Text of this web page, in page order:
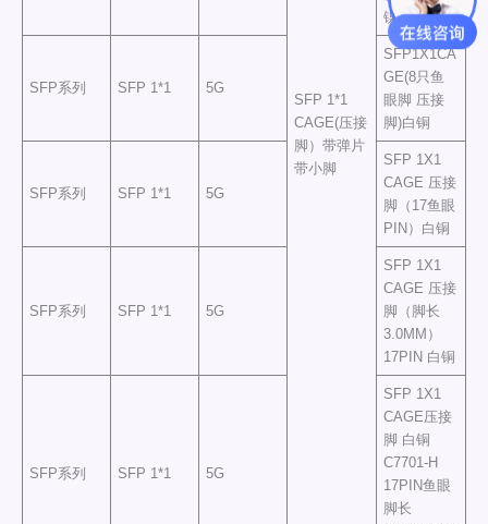
SFP 1*1
CAGE(压接
脚）带弹片
带小脚
镍
SFP系列 SFP 1*1 5G
SFP1X1CA
GE(8只鱼
眼脚 压接
脚)白铜
SFP系列 SFP 1*1 5G
SFP 1X1
CAGE 压接
脚（17鱼眼
PIN）白铜
SFP系列 SFP 1*1 5G
SFP 1X1
CAGE 压接
脚（脚长
3.0MM）
17PIN 白铜
SFP系列 SFP 1*1 5G
SFP 1X1
CAGE压接
脚 白铜
C7701-H
17PIN鱼眼
脚长